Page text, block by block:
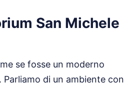
San Michele
se fosse un moderno
di un ambiente con